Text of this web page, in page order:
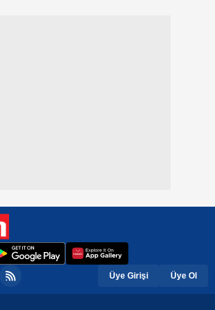
Üye Girişi Üye Ol